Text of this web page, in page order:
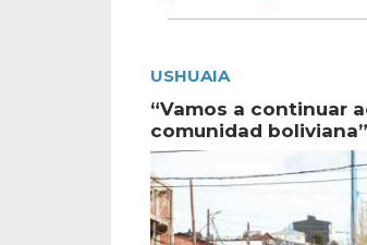
USHUAIA
“Vamos a continuar
comunidad